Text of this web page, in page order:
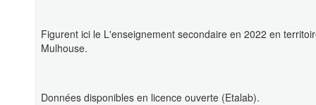
Figurent ici le L'enseignement secondaire en 2022 en
Mulhouse.
Données disponibles en licence ouverte (Etalab).